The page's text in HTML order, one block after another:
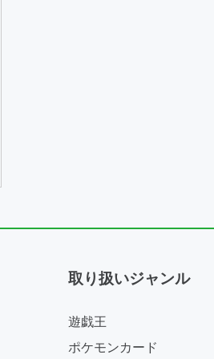
取り扱いジャンル
遊戯王
ポケモンカード